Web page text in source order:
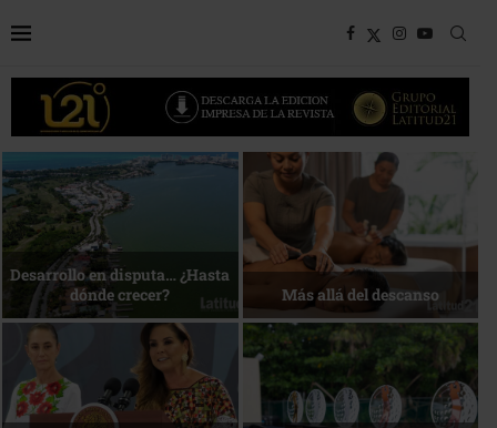
Bottega, un viaje servido a la
mesa
Energía que Impulsa la
competitividad